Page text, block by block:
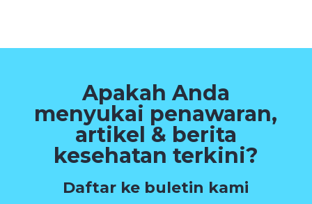
Apakah Anda
menyukai penawaran,
artikel & berita
kesehatan terkini?
Daftar ke buletin kami